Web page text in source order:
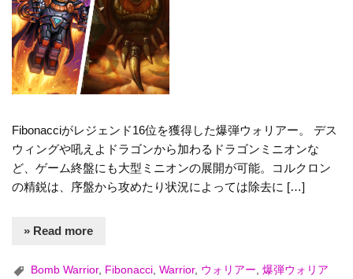
Fibonacciがレジェンド16位を獲得した爆弾ウォリアー。 デス
ウィングや吼えよドラゴンから加わるドラゴンミニオンな
ど、ゲーム終盤にも大型ミニオンの展開が可能。コルクロン
の精鋭は、序盤から攻めたり状況によっては除去に […]
» Read more
Bomb Warrior, Fibonacci ,Warrior, ウォリアー ,爆弾ウォリア